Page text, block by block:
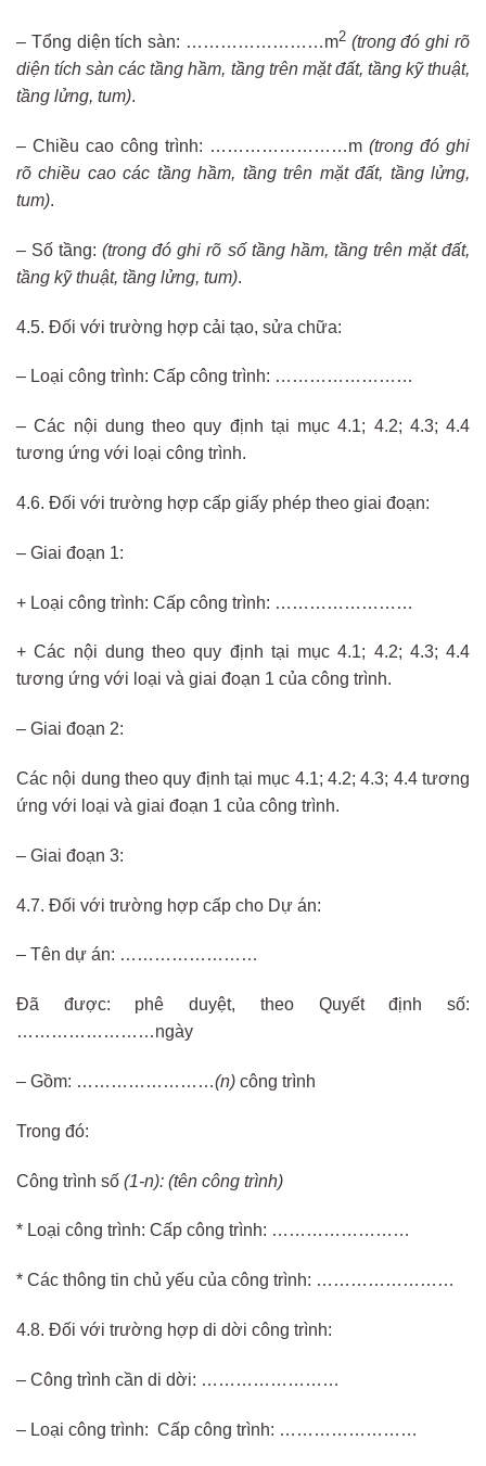
– Tổng diện tích sàn: ……………………m2 (trong đó ghi rõ
diện tích sàn các tầng hầm, tầng trên mặt đất, tầng kỹ thuật,
tầng lửng, tum).
– Chiều cao công trình: ……………………m (trong đó ghi
rõ chiều cao các tầng hầm, tầng trên mặt đất, tầng lửng,
tum).
– Số tầng:(trong đó ghi rõ số tầng hầm, tầng trên mặt đất,
tầng kỹ thuật, tầng lửng, tum).
4.5. Đối với trường hợp cải tạo, sửa chữa:
– Loại công trình: Cấp công trình: ……………………
– Các nội dung theo quy định tại mục 4.1; 4.2; 4.3; 4.4
tương ứng với loại công trình.
4.6. Đối với trường hợp cấp giấy phép theo giai đoạn:
– Giai đoạn 1:
+ Loại công trình: Cấp công trình: ……………………
+ Các nội dung theo quy định tại mục 4.1; 4.2; 4.3; 4.4
tương ứng với loại và giai đoạn 1 của công trình.
– Giai đoạn 2:
Các nội dung theo quy định tại mục 4.1; 4.2; 4.3; 4.4 tương
ứng với loại và giai đoạn 1 của công trình.
– Giai đoạn 3:
4.7. Đối với trường hợp cấp cho Dự án:
– Tên dự án: ……………………
Đã được: phê duyệt, theo Quyết định số:
……………………ngày
– Gồm: ……………………(n) công trình
Trong đó:
Công trình số (1-n): (tên công trình)
* Loại công trình: Cấp công trình: ……………………
* Các thông tin chủ yếu của công trình: ……………………
4.8. Đối với trường hợp di dời công trình:
– Công trình cần di dời: ……………………
– Loại công trình: Cấp công trình: ……………………